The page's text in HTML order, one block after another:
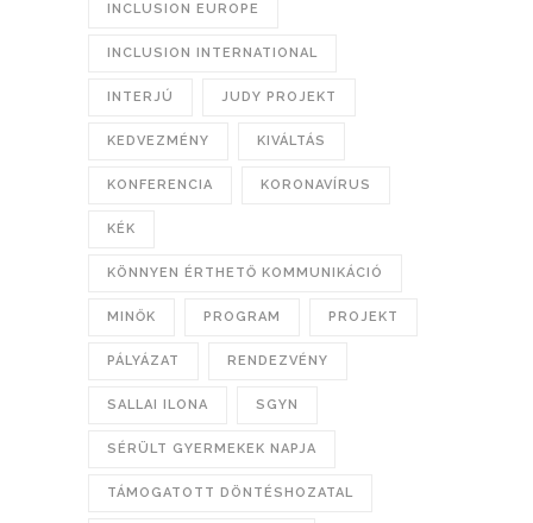
INCLUSION EUROPE
INCLUSION INTERNATIONAL
INTERJÚ JUDY PROJEKT
KEDVEZMÉNY KIVÁLTÁS
KONFERENCIA KORONAVÍRUS
KÉK
KÖNNYEN ÉRTHETŐ KOMMUNIKÁCIÓ
MINŐK PROGRAM PROJEKT
PÁLYÁZAT RENDEZVÉNY
SALLAI ILONA SGYN
SÉRÜLT GYERMEKEK NAPJA
TÁMOGATOTT DÖNTÉSHOZATAL